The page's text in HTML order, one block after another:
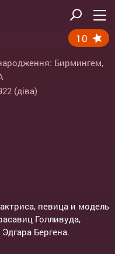
10
Бирмингем,
(діва)
певица и модель
Голливуда,
Бергена.